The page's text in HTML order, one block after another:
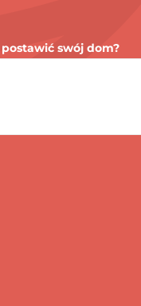
postawić swój dom?